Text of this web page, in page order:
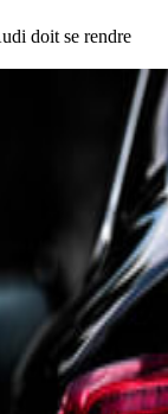
doit se rendre